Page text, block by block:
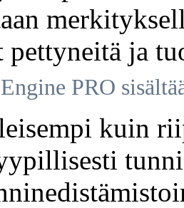
ja
PRO
kuin